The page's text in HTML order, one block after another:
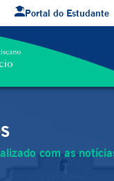
Portal do Estudante
com as